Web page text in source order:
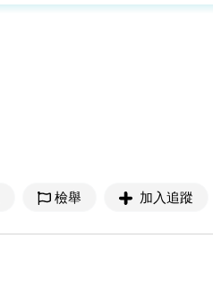
檢舉 加入追蹤